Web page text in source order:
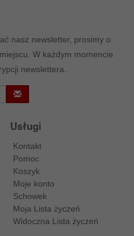
nasz newsletter, prosimy o
W każdym momencie
newslettera.
Usługi
Kontakt
Pomoc
Koszyk
Moje konto
Schowek
Moja Lista życzeń
Widoczna Lista życzeń